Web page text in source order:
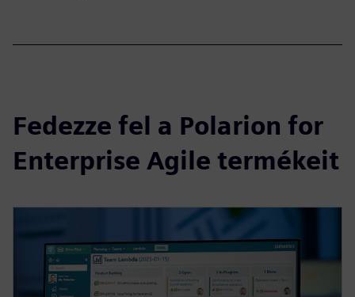
Fedezze fel a Polarion for
Enterprise Agile termékeit